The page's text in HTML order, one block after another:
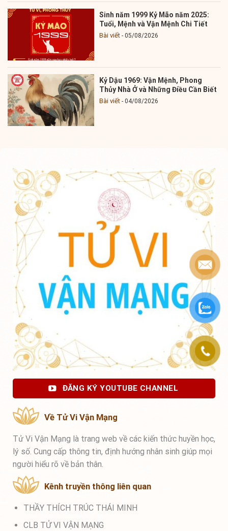
Sinh năm 1999 Kỷ Mão năm 2025:
Tuổi, Mệnh và Vận Mệnh Chi Tiết
Bài viết 05/08/2026
Kỷ Dậu 1969: Vận Mệnh, Phong
Thủy Nhà Ở và Những Điều Cần Biết
Bài viết 04/08/2026
ĐĂNG KÝ YOUTUBE CHANNEL
Về Tử Vi Vận Mạng
Tử Vi Vận Mạng là trang web về các kiến thức huyền học,
lý số. Cung cấp thông tin, định hướng nhân sinh giúp mọi
người hiểu rõ về bản thân.
Kênh truyền thông liên quan
THẦY THÍCH TRÚC THÁI MINH
CLB TỬ VI VẬN MẠNG